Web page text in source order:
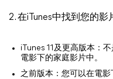
2. 在iTunes中找到您的影
iTunes 11及更高版本：
電影下的家庭影片中。
之前版本：您可以在電